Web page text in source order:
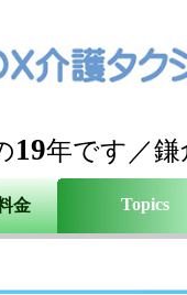
19年です／鎌
金 Topics